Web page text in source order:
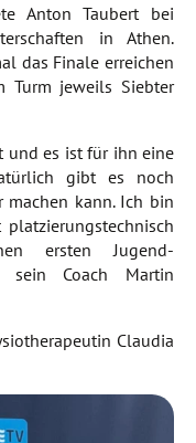
Anton Taubert bei
in Athen.
das Finale erreichen
Turm jeweils Siebter
und es ist für ihn eine
gibt es noch
machen kann. Ich bin
ersten Jugend-
sein Coach Martin
Claudia